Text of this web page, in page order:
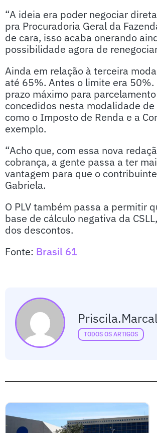
“A ideia era poder negociar
pra Procuradoria Geral da
de cara, isso acaba onerando
possibilidade agora de
Ainda em relação à terceira
até 65%. Antes o limite era
prazo máximo para
concedidos nesta modalidade
como o Imposto de Renda e a
exemplo.
“Acho que, com essa nova
cobrança, a gente passa a ter
vantagem para que o
Gabriela.
O PLV também passa a permitir
base de cálculo negativa da
dos descontos.
Fonte: Brasil 61
Priscila.marcal
TODOS OS ARTIGOS